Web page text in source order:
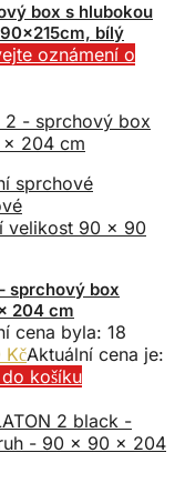
box s hlubokou
bílý
oznámení o
sprchové
velikost 90 x 90
sprchový box
204 cm
cena byla: 18
KčAktuální cena je:
košíku